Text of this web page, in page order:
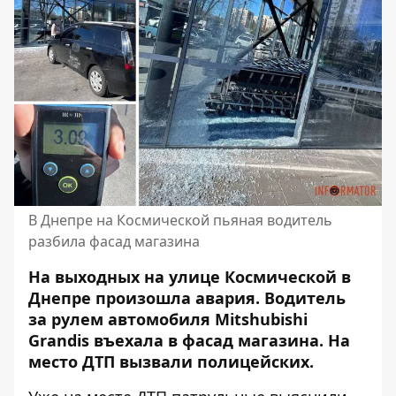
В Днепре на Космической пьяная водитель
разбила фасад магазина
На выходных на улице Космической в ​​
Днепре произошла авария. Водитель
за рулем автомобиля Mitshubishi
Grandis въехала в фасад магазина. На
место ДТП вызвали полицейских.